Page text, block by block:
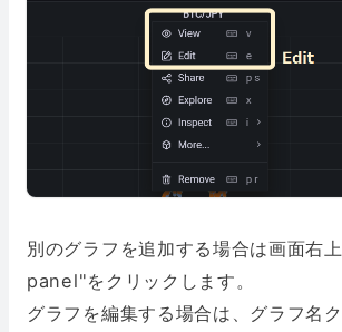
別のグラフを追加する場合は画面右
panel"をクリックします。
グラフを編集する場合は、グラフ名